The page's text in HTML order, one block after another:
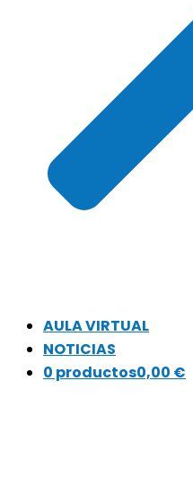
AULA VIRTUAL
NOTICIAS
0 productos0,00 €